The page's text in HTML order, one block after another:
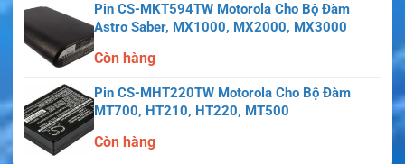
Pin CS-MKT594TW Motorola Cho Bộ Đàm
Astro Saber, MX1000, MX2000, MX3000
Còn hàng
Pin CS-MHT220TW Motorola Cho Bộ Đàm
MT700, HT210, HT220, MT500
Còn hàng